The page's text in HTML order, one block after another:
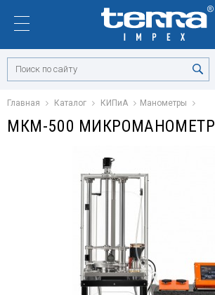
Главная Каталог КИПиА Манометры
МКМ-500 МИКРОМАНОМЕТР